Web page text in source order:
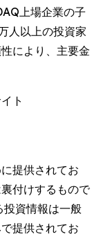
上場企業の子
人以上の投資家
により、主要金
ト
提供されてお
付けするもので
投資情報は一般
提供されてお